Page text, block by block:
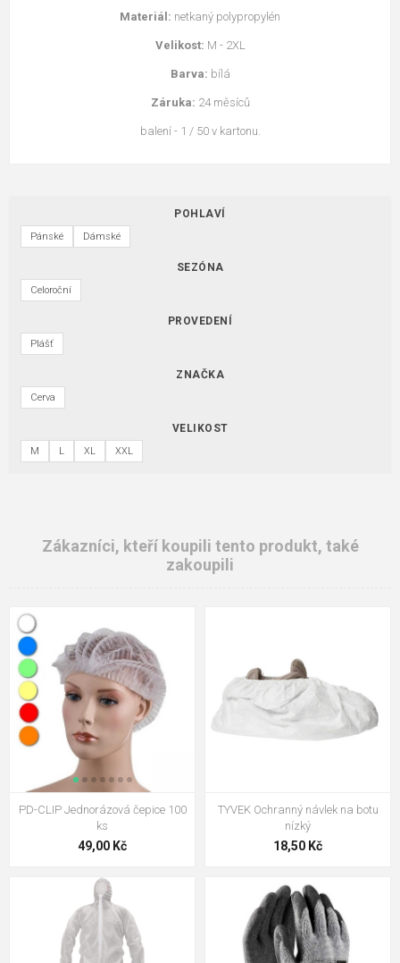
Materiál: netkaný polypropylén
Velikost: M - 2XL
Barva: bílá
Záruka: 24 měsíců
balení - 1 / 50 v kartonu.
POHLAVÍ
Pánské Dámské
SEZÓNA
Celoroční
PROVEDENÍ
Plášť
ZNAČKA
Cerva
VELIKOST
M L XL XXL
Zákazníci, kteří koupili tento produkt, také
zakoupili
PD-CLIP Jednorázová čepice 100
ks
49,00 Kč
TYVEK Ochranný návlek na botu
nízký
18,50 Kč